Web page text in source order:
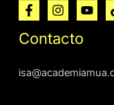
Contacto